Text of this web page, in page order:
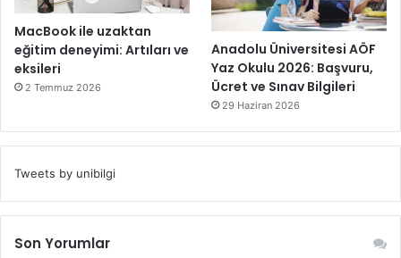
MacBook ile uzaktan
eğitim deneyimi: Artıları ve
eksileri
2 Temmuz 2026
Anadolu Üniversitesi AÖF
Yaz Okulu 2026: Başvuru,
Ücret ve Sınav Bilgileri
29 Haziran 2026
Tweets by unibilgi
Son Yorumlar